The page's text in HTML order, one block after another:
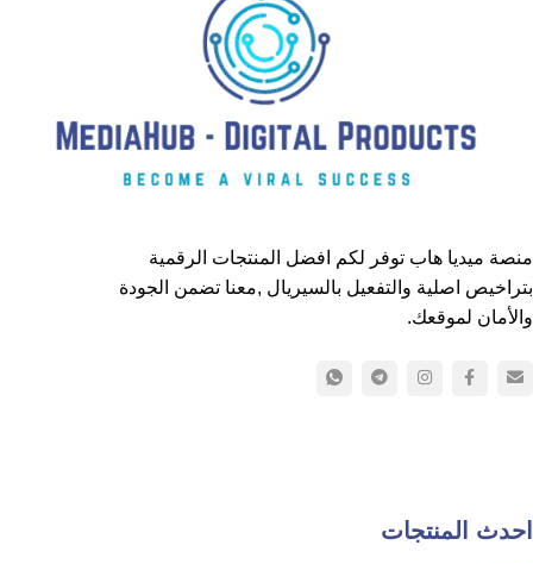
منصة ميديا هاب توفر لكم افضل المنتجات الرقمية
بتراخيص اصلية والتفعيل بالسيريال ,معنا تضمن الجودة
والأمان لموقعك.
احدث المنتجات